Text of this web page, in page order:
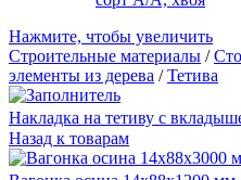
Нажмите, чтобы увеличить
Строительные материалы /
элементы из дерева /Тетива
Накладка на тетиву с
Назад к товарам